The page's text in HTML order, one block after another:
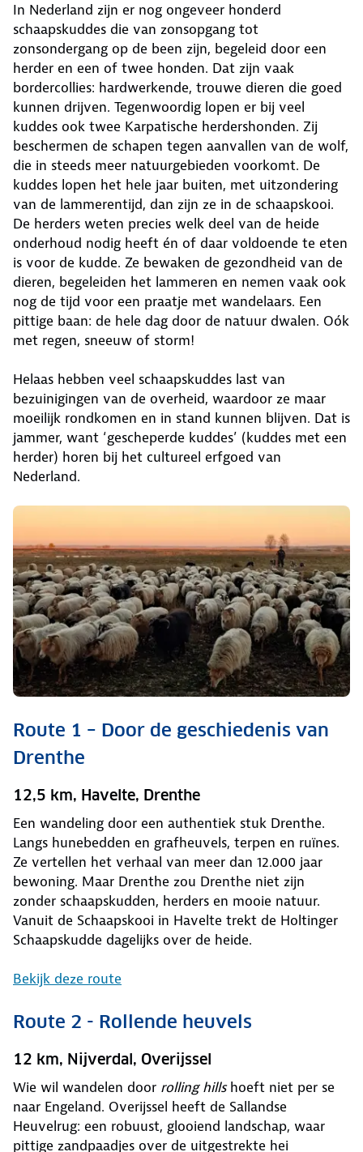
In Nederland zijn er nog ongeveer honderd
schaapskuddes die van zonsopgang tot
zonsondergang op de been zijn, begeleid door een
herder en een of twee honden. Dat zijn vaak
bordercollies: hardwerkende, trouwe dieren die goed
kunnen drijven. Tegenwoordig lopen er bij veel
kuddes ook twee Karpatische herdershonden. Zij
beschermen de schapen tegen aanvallen van de wolf,
die in steeds meer natuurgebieden voorkomt. De
kuddes lopen het hele jaar buiten, met uitzondering
van de lammerentijd, dan zijn ze in de schaapskooi.
De herders weten precies welk deel van de heide
onderhoud nodig heeft én of daar voldoende te eten
is voor de kudde. Ze bewaken de gezondheid van de
dieren, begeleiden het lammeren en nemen vaak ook
nog de tijd voor een praatje met wandelaars. Een
pittige baan: de hele dag door de natuur dwalen. Oók
met regen, sneeuw of storm!
Helaas hebben veel schaapskuddes last van
bezuinigingen van de overheid, waardoor ze maar
moeilijk rondkomen en in stand kunnen blijven. Dat is
jammer, want ‘gescheperde kuddes’ (kuddes met een
herder) horen bij het cultureel erfgoed van
Nederland.
Route 1 – Door de geschiedenis van
Drenthe
12,5 km, Havelte, Drenthe
Een wandeling door een authentiek stuk Drenthe.
Langs hunebedden en grafheuvels, terpen en ruïnes.
Ze vertellen het verhaal van meer dan 12.000 jaar
bewoning. Maar Drenthe zou Drenthe niet zijn
zonder schaapskudden, herders en mooie natuur.
Vanuit de Schaapskooi in Havelte trekt de Holtinger
Schaapskudde dagelijks over de heide.
Bekijk deze route
Route 2 - Rollende heuvels
12 km, Nijverdal, Overijssel
Wie wil wandelen door rolling hillshoeft niet per se
naar Engeland. Overijssel heeft de Sallandse
Heuvelrug: een robuust, glooiend landschap, waar
pittige zandpaadjes over de uitgestrekte hei